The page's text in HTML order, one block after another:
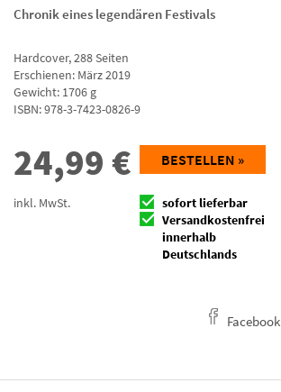
Chronik eines legendären Festivals
Hardcover,288Seiten
Erschienen: März 2019
Gewicht: 1706 g
ISBN:978-3-7423-0826-9
24,99 €
inkl. MwSt.
BESTELLEN »
sofort lieferbar
Versandkostenfrei
innerhalb
Deutschlands
Facebook